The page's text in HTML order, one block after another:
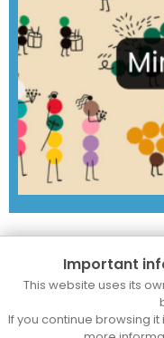
Important
This website uses its
If you continue browsing